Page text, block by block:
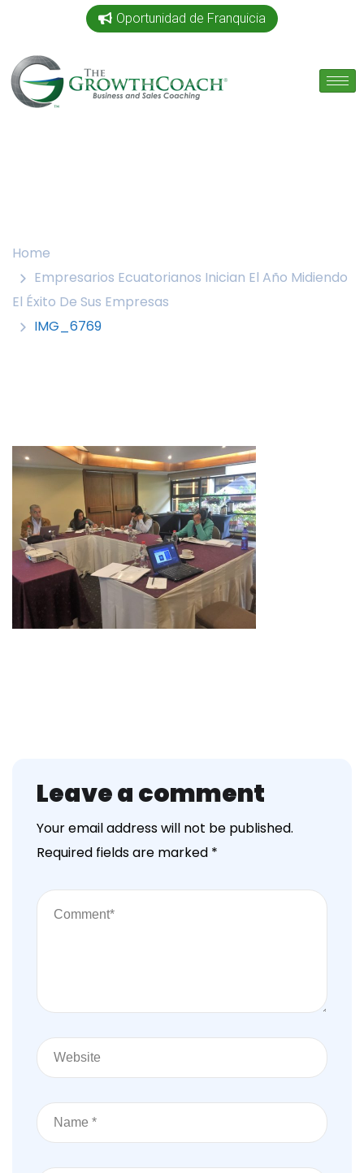
Oportunidad de Franquicia
Home
Empresarios Ecuatorianos Inician El Año Midiendo
El Éxito De Sus Empresas
IMG_6769
Leave a comment
Your email address will not be published.
Required fields are marked *